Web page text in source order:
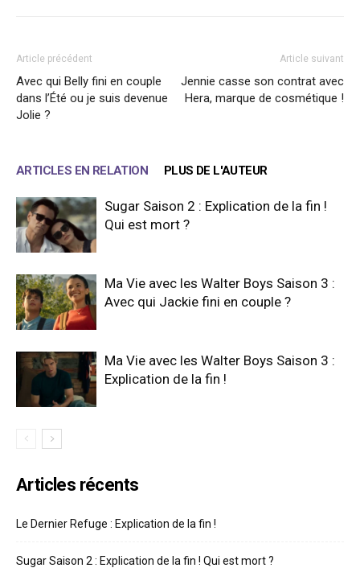
Article précédent
Avec qui Belly fini en couple
dans l’Été ou je suis devenue
Jolie ?
Article suivant
Jennie casse son contrat avec
Hera, marque de cosmétique !
ARTICLES EN RELATION PLUS DE L'AUTEUR
Sugar Saison 2 : Explication de la fin !
Qui est mort ?
Ma Vie avec les Walter Boys Saison 3 :
Avec qui Jackie fini en couple ?
Ma Vie avec les Walter Boys Saison 3 :
Explication de la fin !
Articles récents
Le Dernier Refuge : Explication de la fin !
Sugar Saison 2 : Explication de la fin ! Qui est mort ?